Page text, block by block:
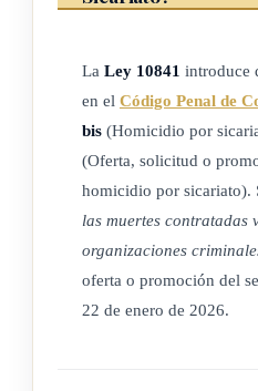
será castigado con pena de
La misma pena se impondrá a
servicios de preparación o
homicidio por sicariato.
Rige a partir de su publicación.
veintidós días del mes de
La Ley 10841 introduce
en el Código Penal de
bis (Homicidio por
(Oferta, solicitud o
homicidio por sicariato).
las muertes contratadas
organizaciones
oferta o promoción del
22 de enero de 2026.